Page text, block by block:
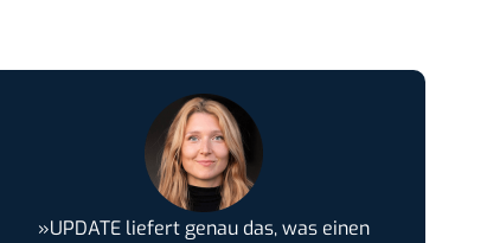
»UPDATE liefert genau das, was einen